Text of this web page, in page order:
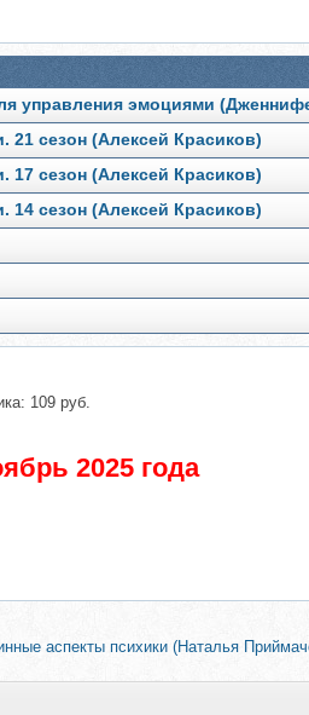
управления эмоциями
21 сезон (Алексей Красиков)
17 сезон (Алексей Красиков)
14 сезон (Алексей Красиков)
109 руб.
2025 года
аспекты психики (Наталья